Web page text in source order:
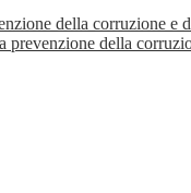
della corruzione e
prevenzione della